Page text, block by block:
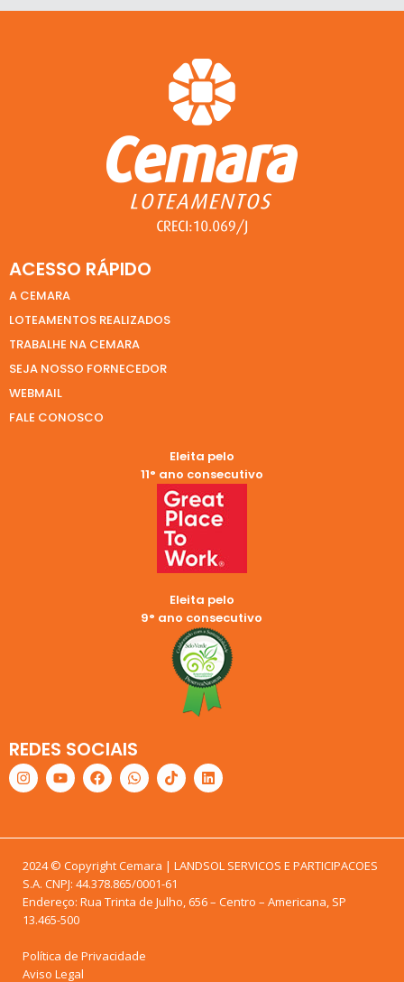
ACESSO RÁPIDO
A CEMARA
LOTEAMENTOS REALIZADOS
TRABALHE NA CEMARA
SEJA NOSSO FORNECEDOR
WEBMAIL
FALE CONOSCO
Eleita pelo
11° ano consecutivo
Eleita pelo
9° ano consecutivo
REDES SOCIAIS
2024 © Copyright Cemara | LANDSOL SERVICOS E PARTICIPACOES
S.A. CNPJ: 44.378.865/0001-61
Endereço: Rua Trinta de Julho, 656 – Centro – Americana, SP
13.465-500
Política de Privacidade
Aviso Legal